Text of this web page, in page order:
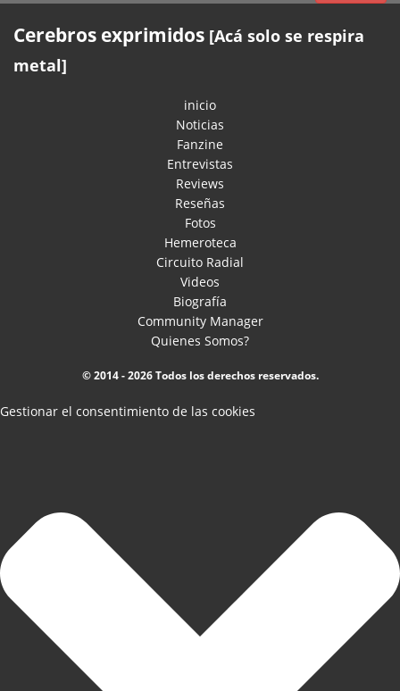
Cerebros exprimidos [Acá solo se respira
metal]
inicio
Noticias
Fanzine
Entrevistas
Reviews
Reseñas
Fotos
Hemeroteca
Circuito Radial
Videos
Biografía
Community Manager
Quienes Somos?
© 2014 - 2026 Todos los derechos reservados.
Gestionar el consentimiento de las cookies